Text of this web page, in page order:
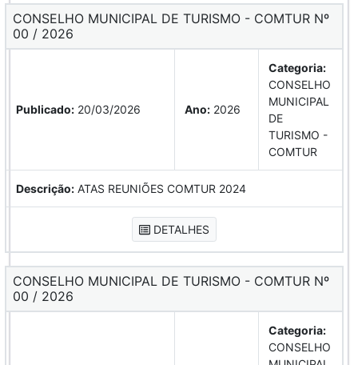
CONSELHO MUNICIPAL DE TURISMO - COMTUR Nº
00 / 2026
Publicado: 20/03/2026 Ano: 2026
Categoria:
CONSELHO
MUNICIPAL
DE
TURISMO -
COMTUR
Descrição: ATAS REUNIÕES COMTUR 2024
DETALHES
CONSELHO MUNICIPAL DE TURISMO - COMTUR Nº
00 / 2026
Categoria:
CONSELHO